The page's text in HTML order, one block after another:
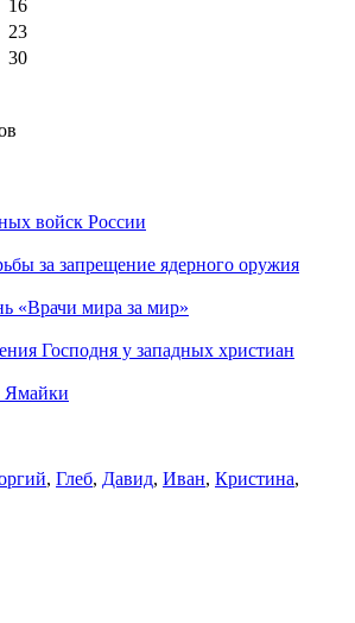
16
23
30
войск России
за запрещение ядерного оружия
«Врачи мира за мир»
Господня у западных христиан
Ямайки
, Глеб, Давид, Иван, Кристина,